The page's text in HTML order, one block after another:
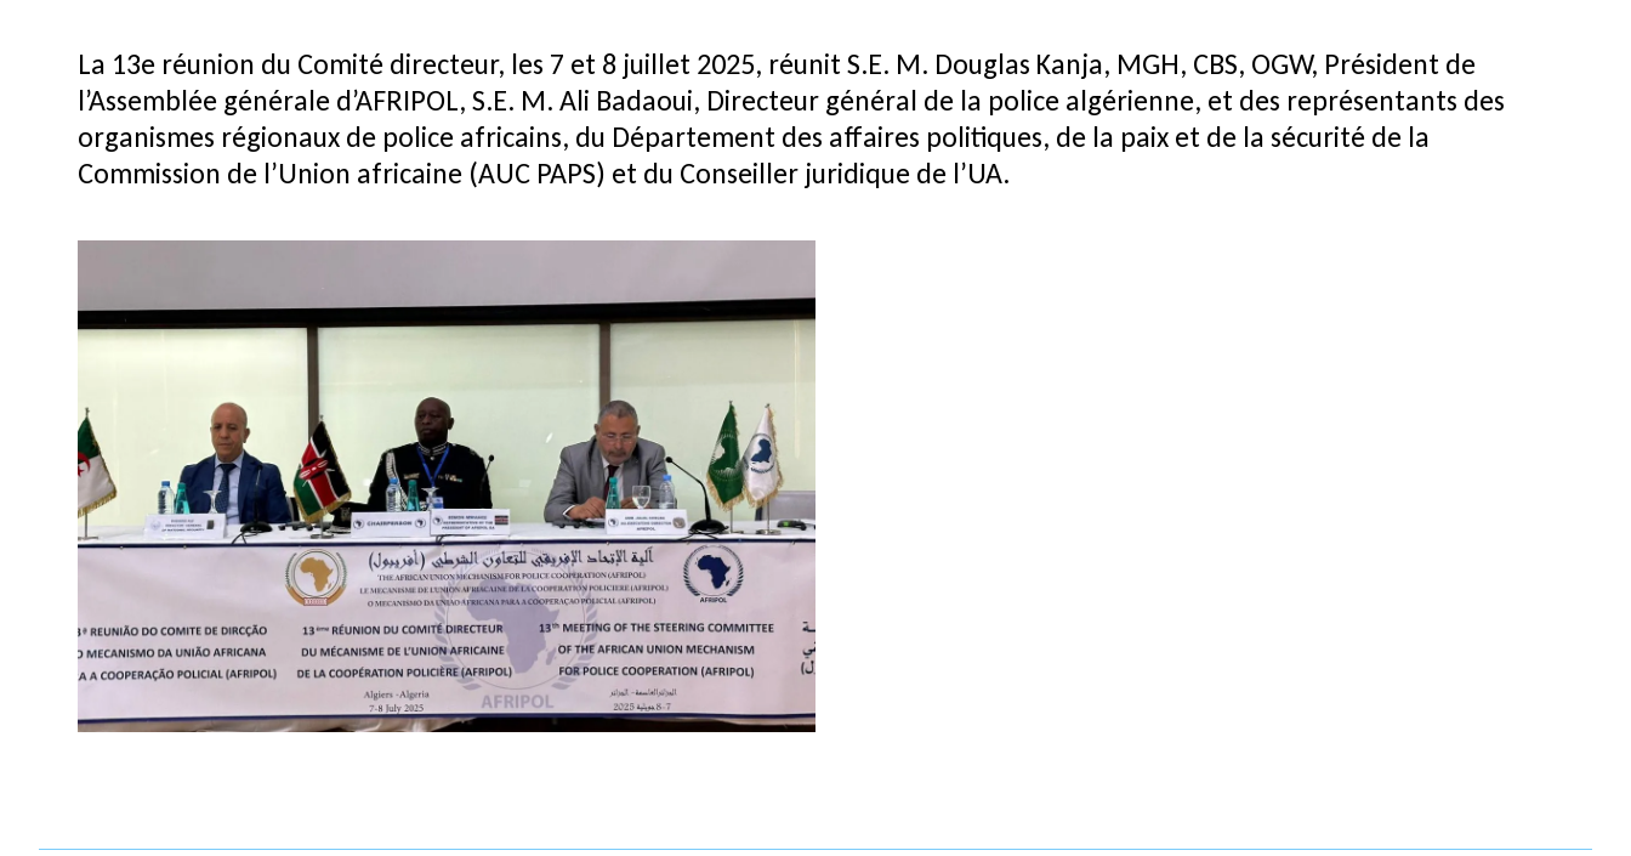
La 13e réunion du Comité directeur, les 7 et 8 juillet 2025, réunit S.E. M. Douglas Kanja, MGH, CBS, OGW, Président de
l’Assemblée générale d’AFRIPOL, S.E. M. Ali Badaoui, Directeur général de la police algérienne, et des représentants des
organismes régionaux de police africains, du Département des affaires politiques, de la paix et de la sécurité de la
Commission de l’Union africaine (AUC PAPS) et du Conseiller juridique de l’UA.